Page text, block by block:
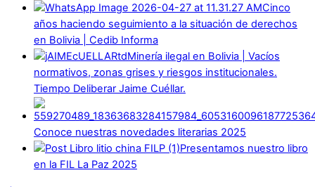
Cinco
años haciendo seguimiento a la situación de derechos
en Bolivia | Cedib Informa
Minería ilegal en Bolivia | Vacíos
normativos, zonas grises y riesgos institucionales.
Tiempo Deliberar Jaime Cuéllar.
Conoce nuestras novedades literarias 2025
Presentamos nuestro libro
en la FIL La Paz 2025